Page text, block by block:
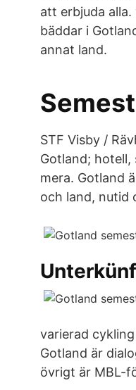
att erbjuda
bäddar i
annat land.
STF Visby /
Gotland;
mera. Gotland
och land, nutid
varierad
Gotland är
övrigt är MBL-